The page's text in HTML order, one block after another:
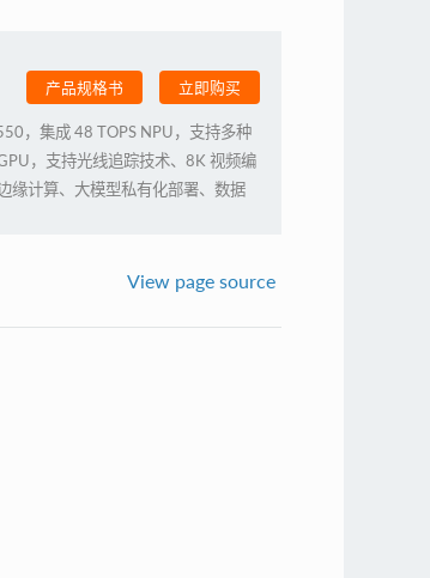
产品规格书 立即购买
，集成 48 TOPS NPU，支持多种
，支持光线追踪技术、8K 视频编
缘计算、大模型私有化部署、数据
View page source